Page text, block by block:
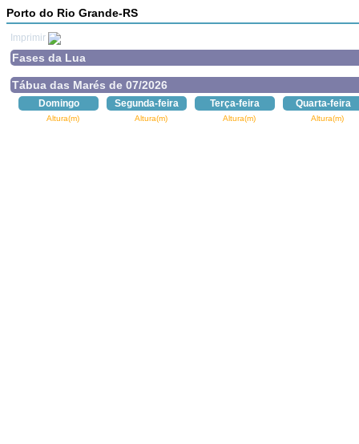
Porto do Rio Grande-RS
Imprimir
Fases da Lua
Tábua das Marés de 07/2026
Domingo Segunda-feira Terça-feira Quarta-feira
Altura(m) Altura(m) Altura(m) Altura(m)